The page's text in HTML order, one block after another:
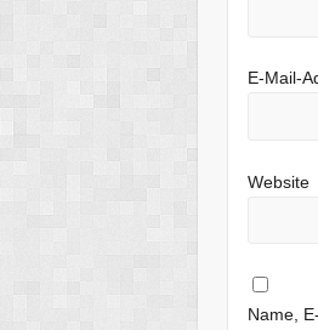
E-Mail-
Website
Name,